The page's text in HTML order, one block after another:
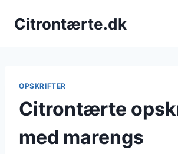
Citrontærte.dk
OPSKRIFTER
Citrontærte
med marengs